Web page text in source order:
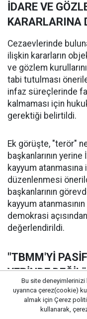
İDARE VE
KARARLARINA
Cezaevlerinde
ilişkin kararların
ve gözlem
tabi tutulması
infaz süreçlerinde
kalmaması için
gerektiği belirtildi.
Ek görüşte, "terör"
başkanlarının yerine
kayyum
düzenlenmesi
başkanlarının
kayyum
demokrasi
değerlendirildi.
"TBMM'Yİ
YERİNDE DEĞİL"
Ek görüşte, 7545
alan ve eleştiri
Bu site deneyimlerinizi
uyarınca çerez(cookie)
almak için Çerez
kullanarak,